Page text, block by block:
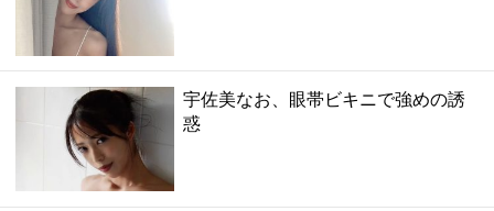
宇佐美なお、眼帯ビキニで強めの誘
惑